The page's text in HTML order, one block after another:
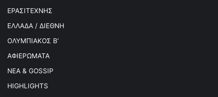
ΕΡΑΣΙΤΕΧΝΗΣ
ΕΛΛΑΔΑ / ΔΙΕΘΝΗ
ΟΛΥΜΠΙΑΚΟΣ Β’
ΑΦΙΕΡΩΜΑΤΑ
ΝΕΑ & GOSSIP
HIGHLIGHTS